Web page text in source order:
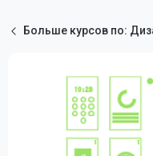
Больше курсов по: